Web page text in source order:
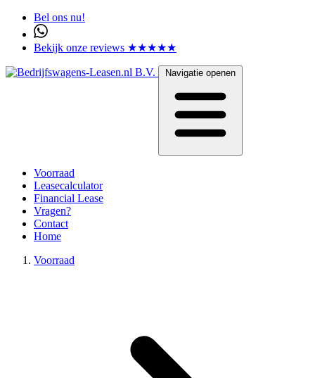
Bel ons nu!
Bekijk onze reviews ★★★★★
Navigatie openen
Voorraad
Leasecalculator
Financial Lease
Vragen?
Contact
Home
Voorraad